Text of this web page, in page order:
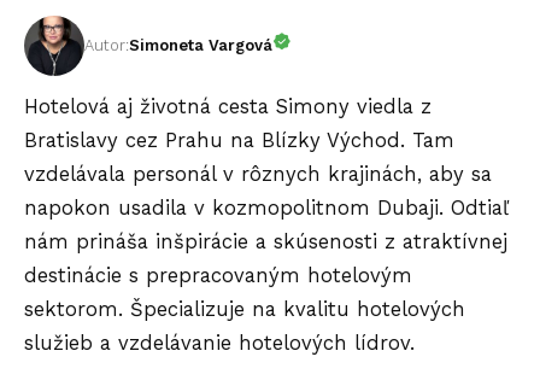
Autor:Simoneta Vargová
Hotelová aj životná cesta Simony viedla z
Bratislavy cez Prahu na Blízky Východ. Tam
vzdelávala personál v rôznych krajinách, aby sa
napokon usadila v kozmopolitnom Dubaji. Odtiaľ
nám prináša inšpirácie a skúsenosti z atraktívnej
destinácie s prepracovaným hotelovým
sektorom. Špecializuje na kvalitu hotelových
služieb a vzdelávanie hotelových lídrov.